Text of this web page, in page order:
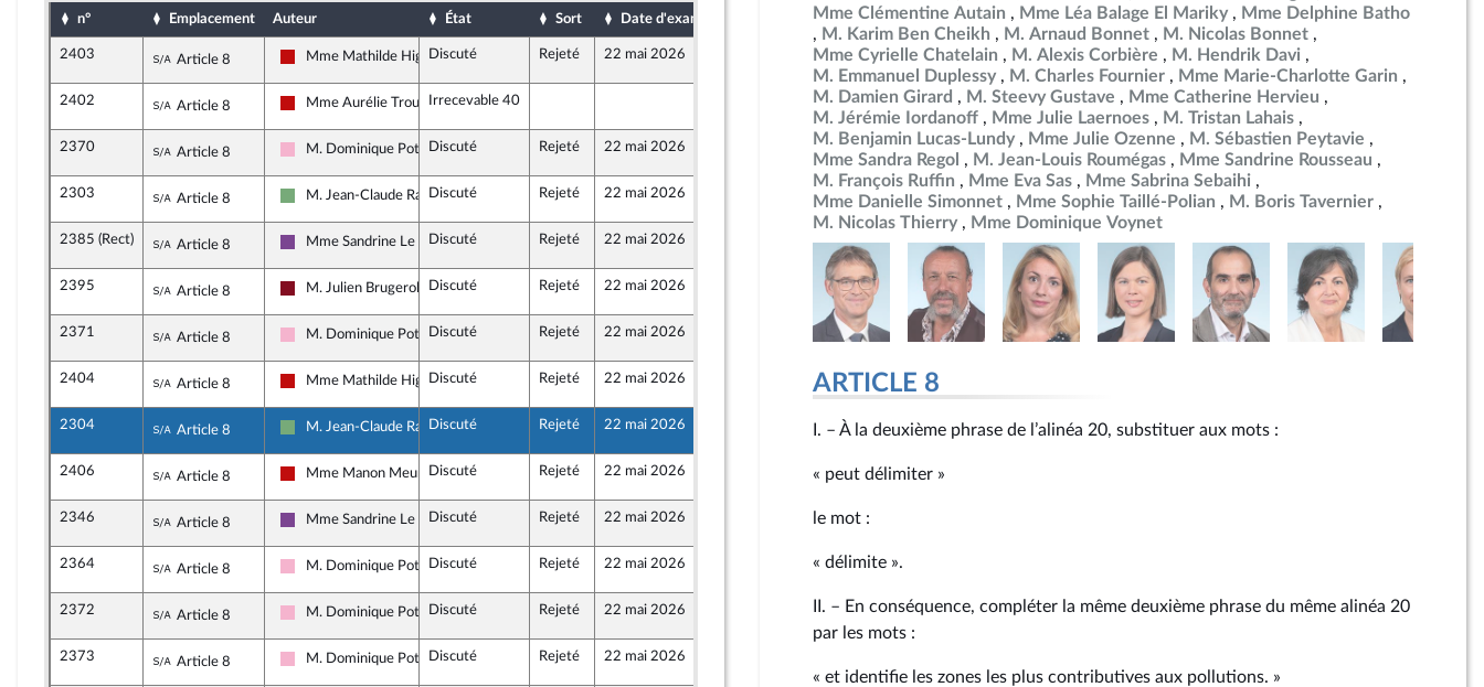
n° Emplacement Auteur État Sort Date d'examen Date de dépôt
2403 Sous-amendement de l'amendement n°2058
Article 8 La France insoumise - Nouveau Front Populaire
Mme Mathilde HignetDiscuté Rejeté 22 mai 2026 22 mai 2026
2402 Sous-amendement de l'amendement n°2058
Article 8 La France insoumise - Nouveau Front Populaire
Mme Aurélie TrouvéIrrecevable 40 22 mai 2026
2370 Sous-amendement de l'amendement n°2058
Article 8 Socialistes et apparentés
M. Dominique PotierDiscuté Rejeté 22 mai 2026 21 mai 2026
2303 Sous-amendement de l'amendement n°2058
Article 8 Écologiste et Social
M. Jean-Claude RauxDiscuté Rejeté 22 mai 2026 20 mai 2026
2385 (Rect) Sous-amendement de l'amendement n°2058
Article 8 Ensemble pour la République
Mme Sandrine Le FeurDiscuté Rejeté 22 mai 2026
2395 Sous-amendement de l'amendement n°2058
Article 8 Gauche Démocrate et Républicaine
M. Julien BrugerollesDiscuté Rejeté 22 mai 2026
2371 Sous-amendement de l'amendement n°2058
Article 8 Socialistes et apparentés
M. Dominique PotierDiscuté Rejeté 22 mai 2026
2404 Sous-amendement de l'amendement n°2058
Article 8 La France insoumise - Nouveau Front Populaire
Mme Mathilde HignetDiscuté Rejeté 22 mai 2026 22 mai 2026
2304 Sous-amendement de l'amendement n°2058
Article 8 Écologiste et Social
M. Jean-Claude RauxDiscuté Rejeté 22 mai 2026 20 mai 2026
2406 Sous-amendement de l'amendement n°2058
Article 8 La France insoumise - Nouveau Front Populaire
Mme Manon MeunierDiscuté Rejeté 22 mai 2026 22 mai 2026
2346 Sous-amendement de l'amendement n°2058
Article 8 Ensemble pour la République
Mme Sandrine Le FeurDiscuté Rejeté 22 mai 2026 20 mai 2026
2364 Sous-amendement de l'amendement n°2058
Article 8 Socialistes et apparentés
M. Dominique PotierDiscuté Rejeté 22 mai 2026 21 mai 2026
2372 Sous-amendement de l'amendement n°2058
Article 8 Socialistes et apparentés
M. Dominique PotierDiscuté Rejeté 22 mai 2026 21 mai 2026
2373 Sous-amendement de l'amendement n°2058
Article 8 Socialistes et apparentés
M. Dominique PotierDiscuté Rejeté 22 mai 2026
Mme Clémentine Autain
Mme Léa Balage El Mariky
Mme Delphine Batho
M. Karim Ben Cheikh
M. Arnaud Bonnet
M. Nicolas Bonnet
Mme Cyrielle Chatelain
M. Alexis Corbière
M. Hendrik Davi
M. Emmanuel Duplessy
M. Charles Fournier
Mme Marie-Charlotte Garin
M. Damien Girard
M. Steevy Gustave
Mme Catherine Hervieu
M. Jérémie Iordanoff
Mme Julie Laernoes
M. Tristan Lahais
M. Benjamin Lucas-Lundy
Mme Julie Ozenne
M. Sébastien Peytavie
Mme Sandra Regol
M. Jean-Louis Roumégas
Mme Sandrine Rousseau
M. François Ruffin
Mme Eva Sas
Mme Sabrina Sebaihi
Mme Danielle Simonnet
Mme Sophie Taillé-Polian
M. Boris Tavernier
M. Nicolas Thierry
Mme Dominique Voynet
ARTICLE 8
I. – À la deuxième phrase de l’alinéa 20, substituer aux mots :
« peut délimiter »
le mot :
« délimite ».
II. – En conséquence, compléter la même deuxième phrase du même alinéa 20
par les mots :
« et identifie les zones les plus contributives aux pollutions. »